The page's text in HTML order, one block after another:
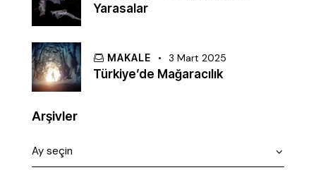
Yarasalar
MAKALE 3 Mart 2025
Türkiye’de Mağaracılık
Arşivler